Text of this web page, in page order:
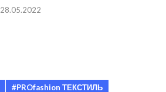
28.05.2022
#PROfashion ТЕКСТИЛЬ